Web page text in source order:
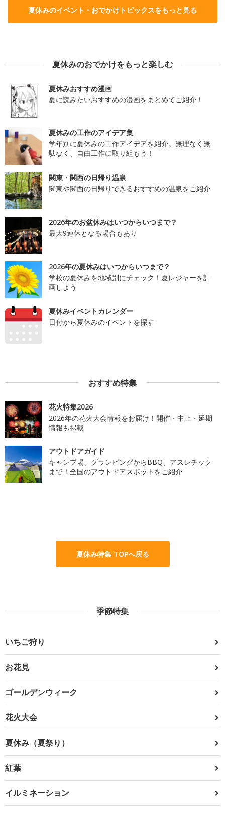
夏休みのイベント・おでかけトピックスをもっと見る
夏休みのおでかけをもっと楽しむ
夏休みおすすめ漫画
夏に読みたいおすすめの漫画をまとめてご紹介！
夏休みの工作のアイデア集
学年別に夏休みの工作アイデアを紹介。無理なく無
駄なく、自由工作に取り組もう！
関東・関西の日帰り温泉
関東や関西の日帰りできるおすすめの温泉をご紹介
2026年のお盆休みはいつからいつまで？
最大9連休となる場合もあり
2026年の夏休みはいつからいつまで？
学校の夏休みを地域別にチェック！夏レジャーを計
画しよう
夏休みイベントカレンダー
日付から夏休みのイベントを探す
おすすめ特集
花火特集2026
2026年の花火大会情報をお届け！開催・中止・延期
情報も掲載
アウトドアガイド
キャンプ場、グランピングからBBQ、アスレチック
まで！全国のアウトドアスポットをご紹介
夏休み特集 TOPへ戻る
季節特集
いちご狩り
お花見
ゴールデンウィーク
花火大会
夏休み（夏祭り）
紅葉
イルミネーション